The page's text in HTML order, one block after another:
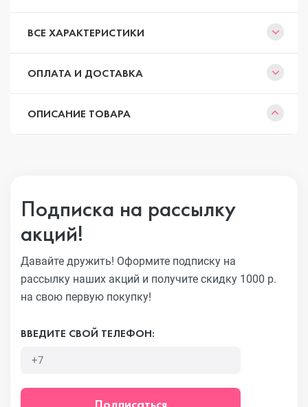
ВСЕ ХАРАКТЕРИСТИКИ
ОПЛАТА И ДОСТАВКА
ОПИСАНИЕ ТОВАРА
Подписка на рассылку
акций!
Давайте дружить! Оформите подписку на
рассылку наших акций и получите скидку 1000 р.
на свою первую покупку!
ВВЕДИТЕ СВОЙ ТЕЛЕФОН: